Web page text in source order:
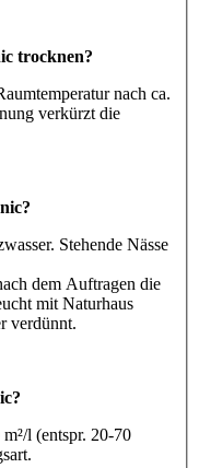
trocknen?
nach ca.
verkürzt die
Stehende Nässe
dem Auftragen die
mit Naturhaus
verdünnt.
l (entspr. 20-70